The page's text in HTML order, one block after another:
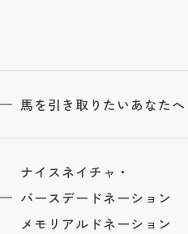
馬を引き取りたいあなたへ
ナイスネイチャ・
バースデードネーション
メモリアルドネーション